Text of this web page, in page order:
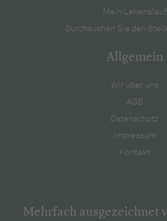
Mein Lebenslauf
Durchsuchen Sie den
Allgemein
Wir über uns
AGB
Datenschutz
Impressum
Kontakt
Mehrfach ausgezeichnet